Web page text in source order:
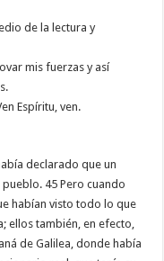
de la lectura y
mis fuerzas y así
Espíritu, ven.
declarado que un
45 Pero cuando
habían visto todo lo que
ellos también, en efecto,
de Galilea, donde había